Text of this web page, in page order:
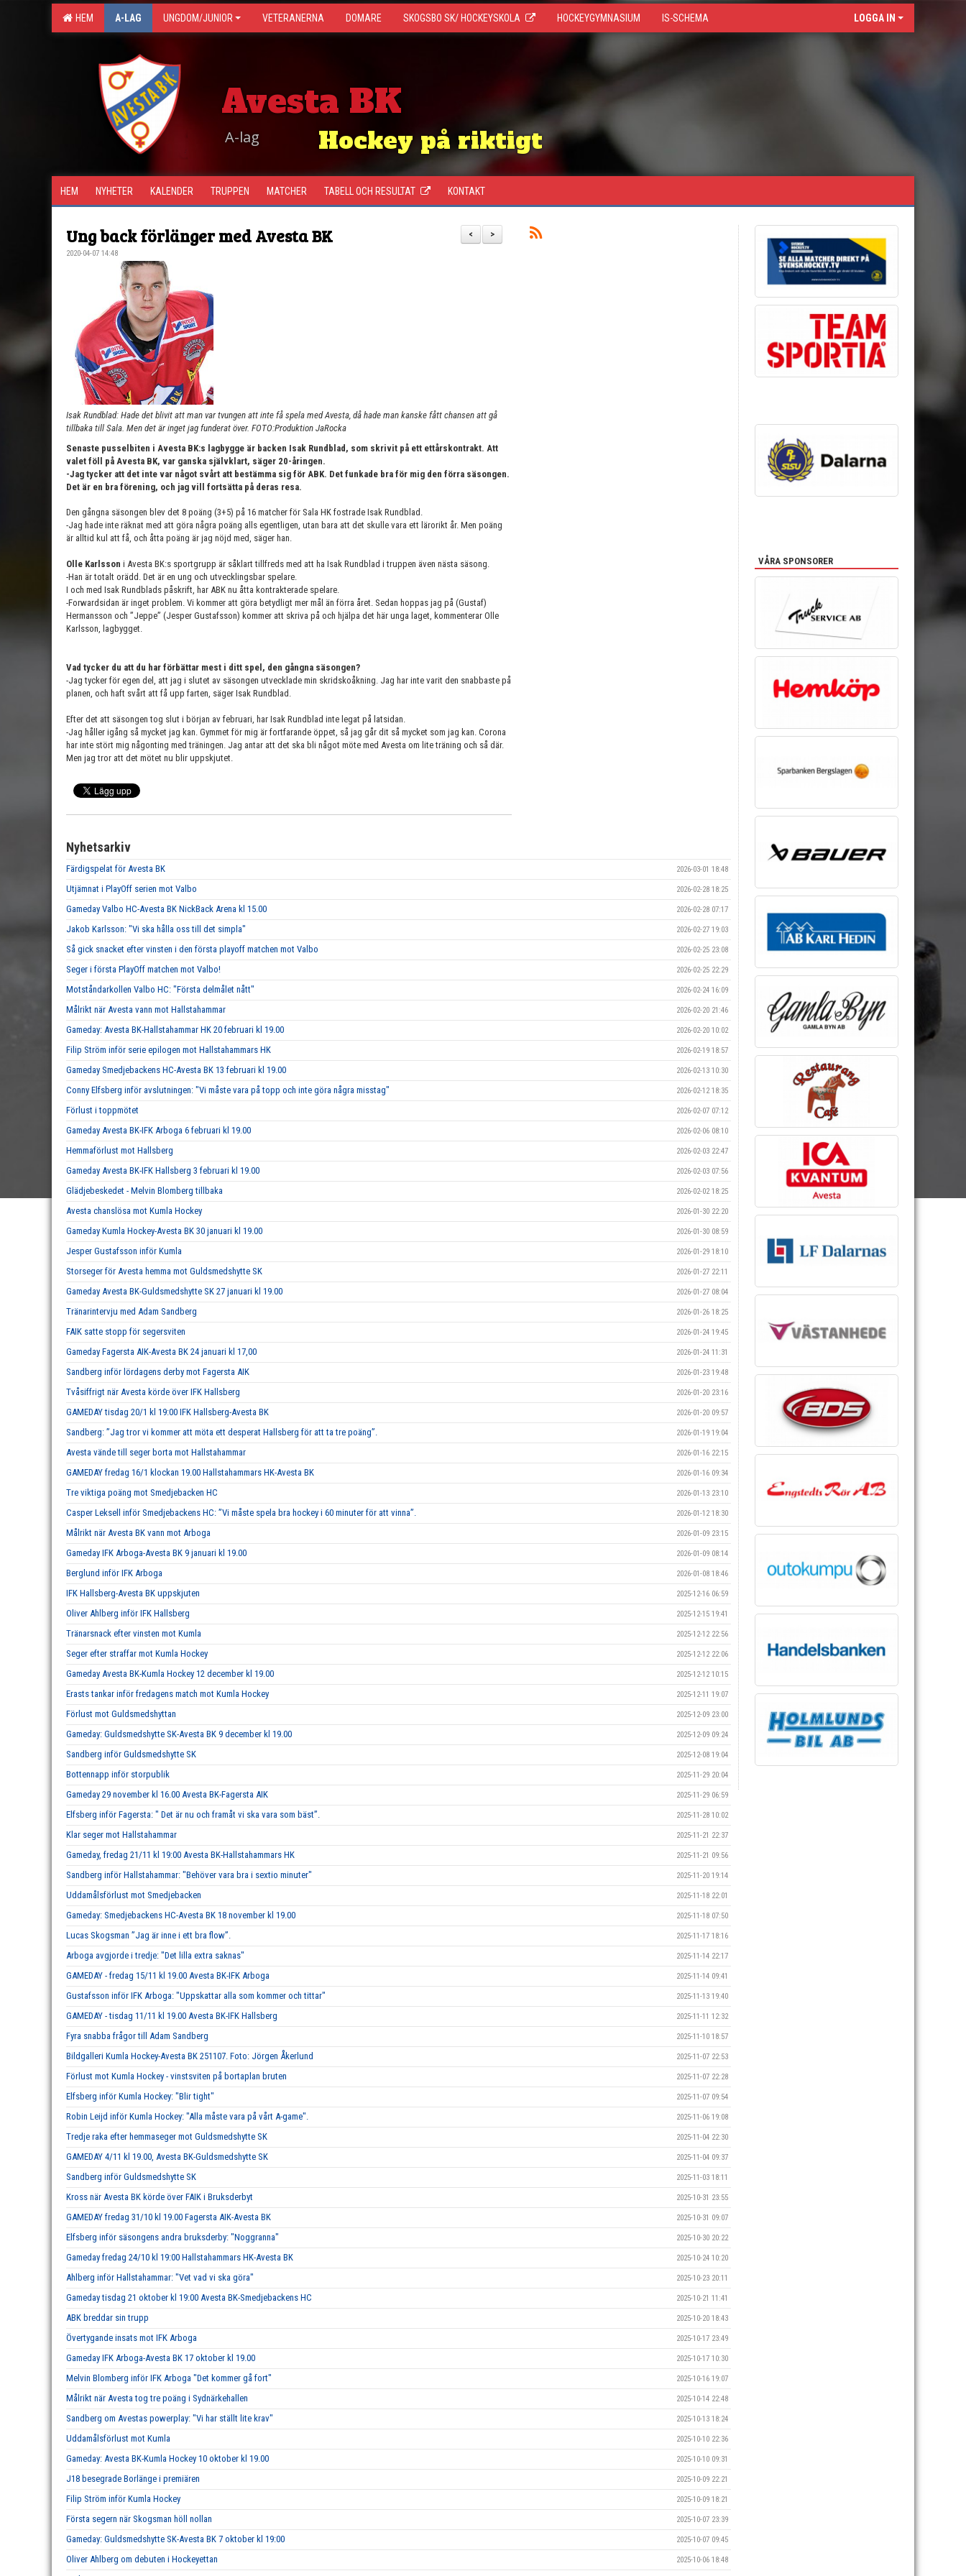
HEM A-LAG UNGDOM/JUNIOR VETERANERNA DOMARE SKOGSBO SK/ HOCKEYSKOLA HOCKEYGYMNASIUM IS-SCHEMA LOGGA IN
Avesta BK
Hockey på riktigt
A-lag
HEM NYHETER KALENDER TRUPPEN MATCHER TABELL OCH RESULTAT KONTAKT
>
<
Ung back förlänger med Avesta BK
2020-04-07 14:48
Isak Rundblad: Hade det blivit att man var tvungen att inte få spela med Avesta, då hade man kanske fått chansen att gå
tillbaka till Sala. Men det är inget jag funderat över. FOTO:Produktion JaRocka
Senaste pusselbiten i Avesta BK:s lagbygge är backen Isak Rundblad, som skrivit på ett ettårskontrakt. Att
valet föll på Avesta BK, var ganska självklart, säger 20-åringen.
-Jag tycker att det inte var något svårt att bestämma sig för ABK. Det funkade bra för mig den förra säsongen.
Det är en bra förening, och jag vill fortsätta på deras resa.
Den gångna säsongen blev det 8 poäng (3+5) på 16 matcher för Sala HK fostrade Isak Rundblad.
-Jag hade inte räknat med att göra några poäng alls egentligen, utan bara att det skulle vara ett lärorikt år. Men poäng
är alltid kul att få, och åtta poäng är jag nöjd med, säger han.
Olle Karlsson i Avesta BK:s sportgrupp är såklart tillfreds med att ha Isak Rundblad i truppen även nästa säsong.
-Han är totalt orädd. Det är en ung och utvecklingsbar spelare.
I och med Isak Rundblads påskrift, har ABK nu åtta kontrakterade spelare.
-Forwardsidan är inget problem. Vi kommer att göra betydligt mer mål än förra året. Sedan hoppas jag på (Gustaf)
Hermansson och ”Jeppe” (Jesper Gustafsson) kommer att skriva på och hjälpa det här unga laget, kommenterar Olle
Karlsson, lagbygget.
Vad tycker du att du har förbättar mest i ditt spel, den gångna säsongen?
-Jag tycker för egen del, att jag i slutet av säsongen utvecklade min skridskoåkning. Jag har inte varit den snabbaste på
planen, och haft svårt att få upp farten, säger Isak Rundblad.
Efter det att säsongen tog slut i början av februari, har Isak Rundblad inte legat på latsidan.
-Jag håller igång så mycket jag kan. Gymmet för mig är fortfarande öppet, så jag går dit så mycket som jag kan. Corona
har inte stört mig någonting med träningen. Jag antar att det ska bli något möte med Avesta om lite träning och så där.
Men jag tror att det mötet nu blir uppskjutet.
Nyhetsarkiv
Färdigspelat för Avesta BK 2026-03-01 18:48
Utjämnat i PlayOff serien mot Valbo 2026-02-28 18:25
Gameday Valbo HC-Avesta BK NickBack Arena kl 15.00 2026-02-28 07:17
Jakob Karlsson: "Vi ska hålla oss till det simpla" 2026-02-27 19:03
Så gick snacket efter vinsten i den första playoff matchen mot Valbo 2026-02-25 23:08
Seger i första PlayOff matchen mot Valbo! 2026-02-25 22:29
Motståndarkollen Valbo HC: "Första delmålet nått" 2026-02-24 16:09
Målrikt när Avesta vann mot Hallstahammar 2026-02-20 21:46
Gameday: Avesta BK-Hallstahammar HK 20 februari kl 19.00 2026-02-20 10:02
Filip Ström inför serie epilogen mot Hallstahammars HK 2026-02-19 18:57
Gameday Smedjebackens HC-Avesta BK 13 februari kl 19.00 2026-02-13 10:30
Conny Elfsberg inför avslutningen: "Vi måste vara på topp och inte göra några misstag" 2026-02-12 18:35
Förlust i toppmötet 2026-02-07 07:12
Gameday Avesta BK-IFK Arboga 6 februari kl 19.00 2026-02-06 08:10
Hemmaförlust mot Hallsberg 2026-02-03 22:47
Gameday Avesta BK-IFK Hallsberg 3 februari kl 19.00 2026-02-03 07:56
Glädjebeskedet - Melvin Blomberg tillbaka 2026-02-02 18:25
Avesta chanslösa mot Kumla Hockey 2026-01-30 22:20
Gameday Kumla Hockey-Avesta BK 30 januari kl 19.00 2026-01-30 08:59
Jesper Gustafsson inför Kumla 2026-01-29 18:10
Storseger för Avesta hemma mot Guldsmedshytte SK 2026-01-27 22:11
Gameday Avesta BK-Guldsmedshytte SK 27 januari kl 19.00 2026-01-27 08:04
Tränarintervju med Adam Sandberg 2026-01-26 18:25
FAIK satte stopp för segersviten 2026-01-24 19:45
Gameday Fagersta AIK-Avesta BK 24 januari kl 17,00 2026-01-24 11:31
Sandberg inför lördagens derby mot Fagersta AIK 2026-01-23 19:48
Tvåsiffrigt när Avesta körde över IFK Hallsberg 2026-01-20 23:16
GAMEDAY tisdag 20/1 kl 19:00 IFK Hallsberg-Avesta BK 2026-01-20 09:57
Sandberg: ”Jag tror vi kommer att möta ett desperat Hallsberg för att ta tre poäng”. 2026-01-19 19:04
Avesta vände till seger borta mot Hallstahammar 2026-01-16 22:15
GAMEDAY fredag 16/1 klockan 19.00 Hallstahammars HK-Avesta BK 2026-01-16 09:34
Tre viktiga poäng mot Smedjebacken HC 2026-01-13 23:10
Casper Leksell inför Smedjebackens HC: ”Vi måste spela bra hockey i 60 minuter för att vinna”. 2026-01-12 18:30
Målrikt när Avesta BK vann mot Arboga 2026-01-09 23:15
Gameday IFK Arboga-Avesta BK 9 januari kl 19.00 2026-01-09 08:14
Berglund inför IFK Arboga 2026-01-08 18:46
IFK Hallsberg-Avesta BK uppskjuten 2025-12-16 06:59
Oliver Ahlberg inför IFK Hallsberg 2025-12-15 19:41
Tränarsnack efter vinsten mot Kumla 2025-12-12 22:56
Seger efter straffar mot Kumla Hockey 2025-12-12 22:06
Gameday Avesta BK-Kumla Hockey 12 december kl 19.00 2025-12-12 10:15
Erasts tankar inför fredagens match mot Kumla Hockey 2025-12-11 19:07
Förlust mot Guldsmedshyttan 2025-12-09 23:00
Gameday: Guldsmedshytte SK-Avesta BK 9 december kl 19.00 2025-12-09 09:24
Sandberg inför Guldsmedshytte SK 2025-12-08 19:04
Bottennapp inför storpublik 2025-11-29 20:04
Gameday 29 november kl 16.00 Avesta BK-Fagersta AIK 2025-11-29 06:59
Elfsberg inför Fagersta: " Det är nu och framåt vi ska vara som bäst”. 2025-11-28 10:02
Klar seger mot Hallstahammar 2025-11-21 22:37
Gameday, fredag 21/11 kl 19:00 Avesta BK-Hallstahammars HK 2025-11-21 09:56
Sandberg inför Hallstahammar: "Behöver vara bra i sextio minuter" 2025-11-20 19:14
Uddamålsförlust mot Smedjebacken 2025-11-18 22:01
Gameday: Smedjebackens HC-Avesta BK 18 november kl 19.00 2025-11-18 07:50
Lucas Skogsman ”Jag är inne i ett bra flow”. 2025-11-17 18:16
Arboga avgjorde i tredje: "Det lilla extra saknas" 2025-11-14 22:17
GAMEDAY - fredag 15/11 kl 19.00 Avesta BK-IFK Arboga 2025-11-14 09:41
Gustafsson inför IFK Arboga: "Uppskattar alla som kommer och tittar" 2025-11-13 19:40
GAMEDAY - tisdag 11/11 kl 19.00 Avesta BK-IFK Hallsberg 2025-11-11 12:32
Fyra snabba frågor till Adam Sandberg 2025-11-10 18:57
Bildgalleri Kumla Hockey-Avesta BK 251107. Foto: Jörgen Åkerlund 2025-11-07 22:53
Förlust mot Kumla Hockey - vinstsviten på bortaplan bruten 2025-11-07 22:28
Elfsberg inför Kumla Hockey: "Blir tight" 2025-11-07 09:54
Robin Leijd inför Kumla Hockey: "Alla måste vara på vårt A-game". 2025-11-06 19:08
Tredje raka efter hemmaseger mot Guldsmedshytte SK 2025-11-04 22:30
GAMEDAY 4/11 kl 19.00, Avesta BK-Guldsmedshytte SK 2025-11-04 09:37
Sandberg inför Guldsmedshytte SK 2025-11-03 18:11
Kross när Avesta BK körde över FAIK i Bruksderbyt 2025-10-31 23:55
GAMEDAY fredag 31/10 kl 19.00 Fagersta AIK-Avesta BK 2025-10-31 09:07
Elfsberg inför säsongens andra bruksderby: "Noggranna" 2025-10-30 20:22
Gameday fredag 24/10 kl 19:00 Hallstahammars HK-Avesta BK 2025-10-24 10:20
Ahlberg inför Hallstahammar: "Vet vad vi ska göra" 2025-10-23 20:11
Gameday tisdag 21 oktober kl 19:00 Avesta BK-Smedjebackens HC 2025-10-21 11:41
ABK breddar sin trupp 2025-10-20 18:43
Övertygande insats mot IFK Arboga 2025-10-17 23:49
Gameday IFK Arboga-Avesta BK 17 oktober kl 19.00 2025-10-17 10:30
Melvin Blomberg inför IFK Arboga "Det kommer gå fort" 2025-10-16 19:07
Målrikt när Avesta tog tre poäng i Sydnärkehallen 2025-10-14 22:48
Sandberg om Avestas powerplay: "Vi har ställt lite krav" 2025-10-13 18:24
Uddamålsförlust mot Kumla 2025-10-10 22:36
Gameday: Avesta BK-Kumla Hockey 10 oktober kl 19.00 2025-10-10 09:31
J18 besegrade Borlänge i premiären 2025-10-09 22:21
Filip Ström inför Kumla Hockey 2025-10-09 18:21
Första segern när Skogsman höll nollan 2025-10-07 23:39
Gameday: Guldsmedshytte SK-Avesta BK 7 oktober kl 19:00 2025-10-07 09:45
Oliver Ahlberg om debuten i Hockeyettan 2025-10-06 18:48
VÅRA SPONSORER